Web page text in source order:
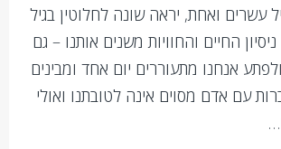
עשרים ואחת, יראה שונה לחלוטין בגיל
החיים והחוויות משנים אותנו – גם
אנחנו מתעוררים יום אחד ומבינים
עם אדם מסוים אינה לטובתנו ואולי